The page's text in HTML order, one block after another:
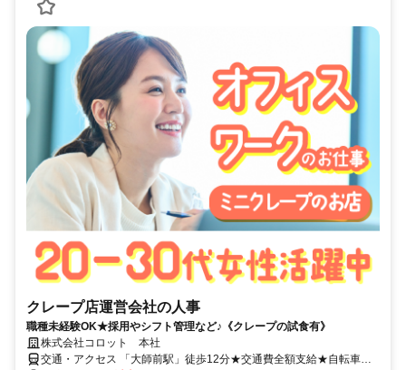
クレープ店運営会社の人事
職種未経験OK★採用やシフト管理など♪《クレープの試食有》
株式会社コロット 本社
交通・アクセス 「大師前駅」徒歩12分★交通費全額支給★自転車通